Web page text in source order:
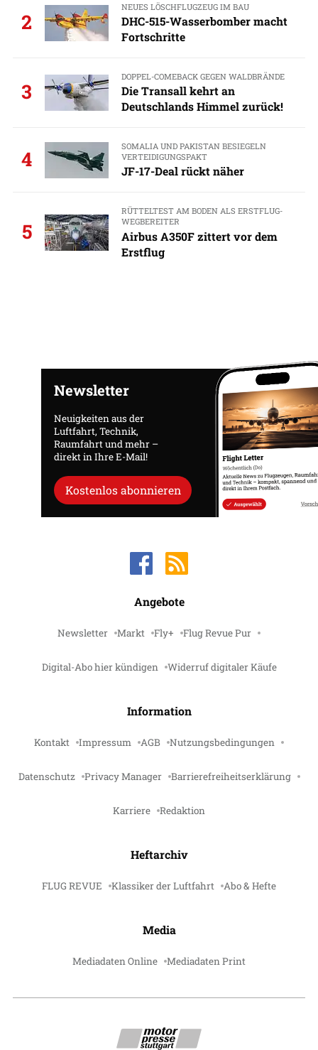
2
NEUES LÖSCHFLUGZEUG IM BAU
DHC-515-Wasserbomber macht
Fortschritte
3
DOPPEL-COMEBACK GEGEN WALDBRÄNDE
Die Transall kehrt an
Deutschlands Himmel zurück!
4
SOMALIA UND PAKISTAN BESIEGELN
VERTEIDIGUNGSPAKT
JF-17-Deal rückt näher
5
RÜTTELTEST AM BODEN ALS ERSTFLUG-
WEGBEREITER
Airbus A350F zittert vor dem
Erstflug
Newsletter
Neuigkeiten aus der
Luftfahrt, Technik,
Raumfahrt und mehr –
direkt in Ihre E-Mail!
Kostenlos abonnieren
Angebote
Newsletter Markt Fly+ Flug Revue Pur
Digital-Abo hier kündigen Widerruf digitaler Käufe
Information
Kontakt Impressum AGB Nutzungsbedingungen
Datenschutz Privacy Manager Barrierefreiheitserklärung
Karriere Redaktion
Heftarchiv
FLUG REVUE Klassiker der Luftfahrt Abo & Hefte
Media
Mediadaten Online Mediadaten Print